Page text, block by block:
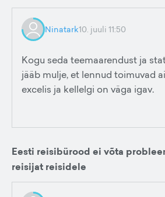
Ninatark10. juuli 11:50
Kogu seda teemaarendust ja
jääb mulje, et lennud toimuvad
excelis ja kellelgi on väga igav.
Eesti reisibürood ei võta
reisijat reisidele